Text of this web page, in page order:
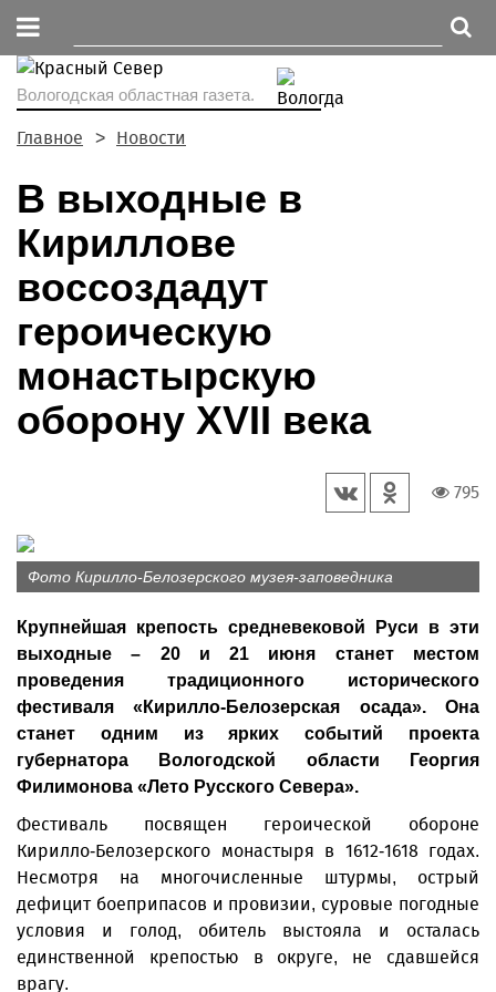
Вологодская областная газета.
Главное Новости
В выходные в
Кириллове
воссоздадут
героическую
монастырскую
оборону XVII века
795
Фото Кирилло-Белозерского музея-заповедника
Крупнейшая крепость средневековой Руси в эти
выходные – 20 и 21 июня станет местом
проведения традиционного исторического
фестиваля «Кирилло-Белозерская осада». Она
станет одним из ярких событий проекта
губернатора Вологодской области Георгия
Филимонова «Лето Русского Севера».
Фестиваль посвящен героической обороне
Кирилло‑Белозерского монастыря в 1612-1618 годах.
Несмотря на многочисленные штурмы, острый
дефицит боеприпасов и провизии, суровые погодные
условия и голод, обитель выстояла и осталась
единственной крепостью в округе, не сдавшейся
врагу.